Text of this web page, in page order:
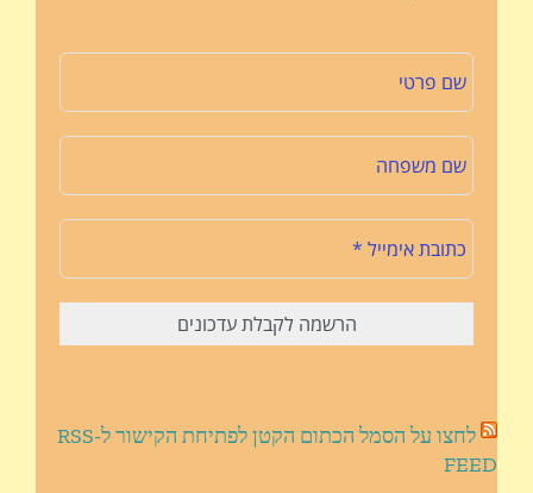
לחצו על הסמל הכתום הקטן לפתיחת הקישור ל-RSS
FEED